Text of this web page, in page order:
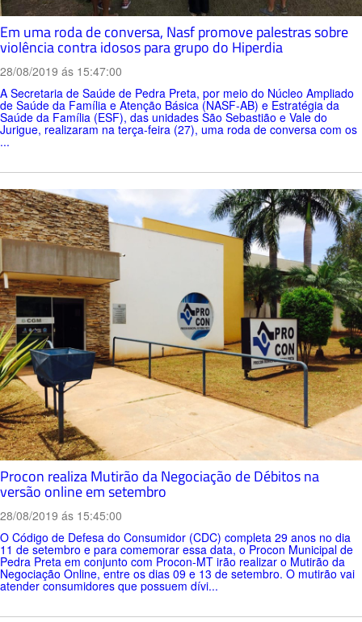
Em uma roda de conversa, Nasf promove palestras sobre
violência contra idosos para grupo do Hiperdia
28/08/2019 ás 15:47:00
A Secretaria de Saúde de Pedra Preta, por meio do Núcleo Ampliado
de Saúde da Família e Atenção Básica (NASF-AB) e Estratégia da
Saúde da Família (ESF), das unidades São Sebastião e Vale do
Jurigue, realizaram na terça-feira (27), uma roda de conversa com os
...
Procon realiza Mutirão da Negociação de Débitos na
versão online em setembro
28/08/2019 ás 15:45:00
O Código de Defesa do Consumidor (CDC) completa 29 anos no dia
11 de setembro e para comemorar essa data, o Procon Municipal de
Pedra Preta em conjunto com Procon-MT irão realizar o Mutirão da
Negociação Online, entre os dias 09 e 13 de setembro. O mutirão vai
atender consumidores que possuem dívi...